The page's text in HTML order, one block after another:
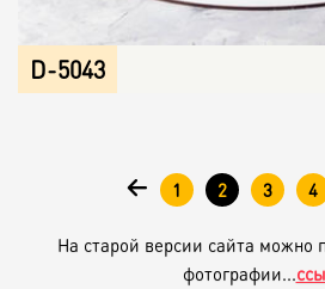
D-5043
1 2 3 4
На старой версии сайта можно
фотографии...